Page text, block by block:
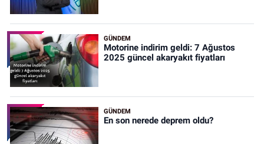
GÜNDEM
Motorine indirim geldi: 7 Ağustos
2025 güncel akaryakıt fiyatları
GÜNDEM
En son nerede deprem oldu?